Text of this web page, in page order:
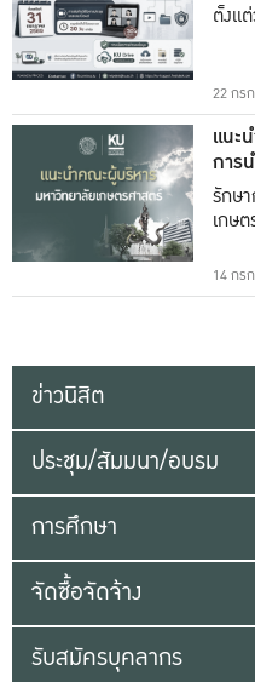
ตั้งแ
22 กร
แนะ
การ
ธรรม
รักษ
เกษ
14 กร
ข่าวนิสิต
ประชุม/สัมมนา/อบรม
การศึกษา
จัดซื้อจัดจ้าง
รับสมัครบุคลากร